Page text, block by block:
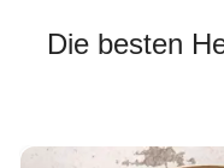
Die besten